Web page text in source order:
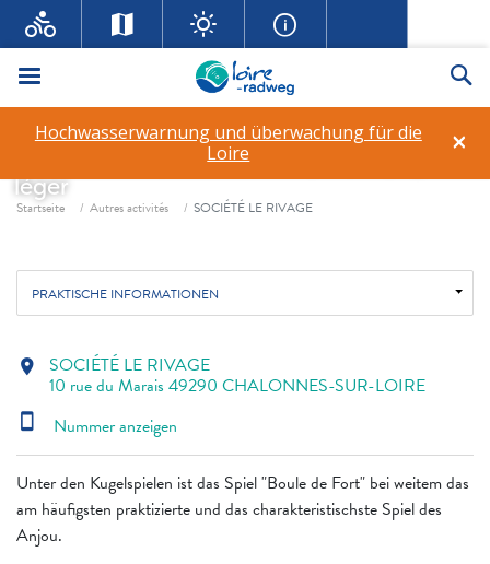
Menü
×
Hochwasserwarnung und überwachung für die
Loire
SOCIÉTÉ LE RIVAGE
Boule de fort (lokales Boulespiel)
léger
Fil d'ariane
Startseite Autres activités SOCIÉTÉ LE RIVAGE
PRAKTISCHE INFORMATIONEN
Unter den Kugelspielen ist das Spiel "Boule de Fort" bei weitem das
am häufigsten praktizierte und das charakteristischste Spiel des
Anjou.
location_on SOCIÉTÉ LE RIVAGE
10 rue du Marais 49290 CHALONNES-SUR-LOIRE
smartphone Nummer anzeigen